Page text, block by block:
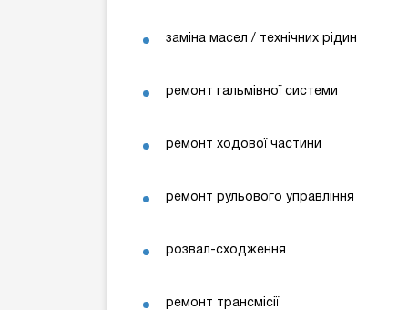
заміна масел / технічних рідин
ремонт гальмівної системи
ремонт ходової частини
ремонт рульового управління
розвал-сходження
ремонт трансмісії